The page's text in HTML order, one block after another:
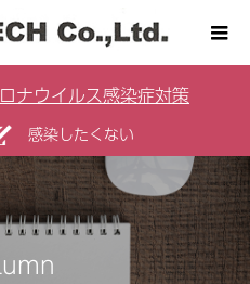
ナウイルス感染症対策
感染したくない